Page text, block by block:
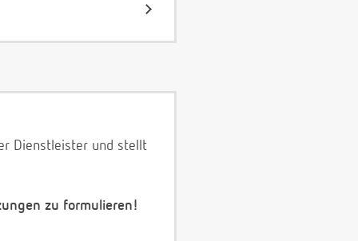
Dienstleister und stellt
zu formulieren!